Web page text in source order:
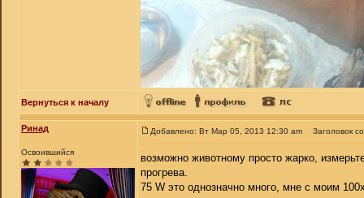
Вернуться к началу
Ринад
Освоившийся
Добавлено: Вт Мар 05, 2013 12:30 am Заголовок
возможно животному просто жарко,
прогрева.
75 W это однозначно много, мне с моим